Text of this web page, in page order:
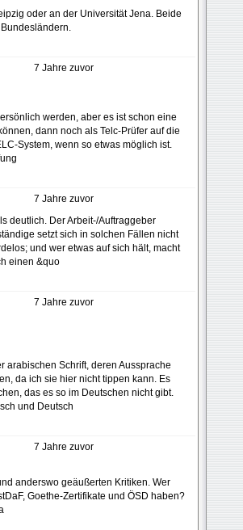
oder an der Universität Jena. Beide
7 Jahre zuvor
werden, aber es ist schon eine
dann noch als Telc-Prüfer auf die
System, wenn so etwas möglich ist.
7 Jahre zuvor
deutlich. Der Arbeit-/Auftraggeber
setzt sich in solchen Fällen nicht
und wer etwas auf sich hält, macht
einen &quo
7 Jahre zuvor
arabischen Schrift, deren Aussprache
da ich sie hier nicht tippen kann. Es
das es so im Deutschen nicht gibt.
und Deutsch
7 Jahre zuvor
anderswo geäußerten Kritiken. Wer
Goethe-Zertifikate und ÖSD haben?